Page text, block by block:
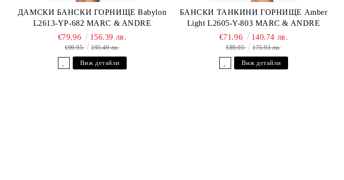
ДАМСКИ БАНСКИ ГОРНИЩЕ Babylon
L2613-YP-682 MARC & ANDRE
€79.96 156.39 лв.
€99.95 195.49 лв.
Виж детайли
БАНСКИ ТАНКИНИ ГОРНИЩЕ Amber
Light L2605-Y-803 MARC & ANDRE
€71.96 140.74 лв.
€89.95 175.93 лв.
Виж детайли